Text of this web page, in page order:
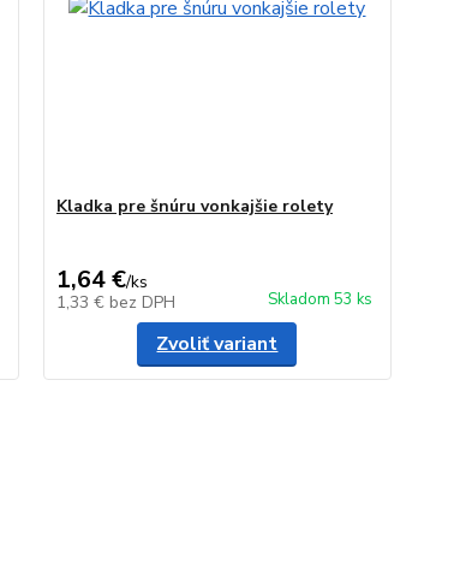
Kladka pre šnúru vonkajšie rolety
1,64 €/ks
1,33 € bez DPH Skladom 53 ks
Zvoliť variant